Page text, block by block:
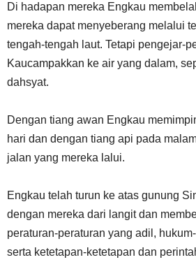
Di hadapan mereka Engkau
mereka dapat menyeberang melalui
tengah-tengah laut. Tetapi pengejar-
Kaucampakkan ke air yang dalam,
dahsyat.
Dengan tiang awan Engkau
hari dan dengan tiang api pada
jalan yang mereka lalui.
Engkau telah turun ke atas gunung
dengan mereka dari langit dan
peraturan-peraturan yang adil,
serta ketetapan-ketetapan dan